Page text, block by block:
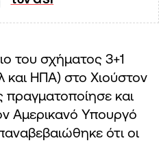
του σχήματος 3+1
και ΗΠΑ) στο Χιούστον
πραγματοποίησε και
Αμερικανό Υπουργό
ότι οι